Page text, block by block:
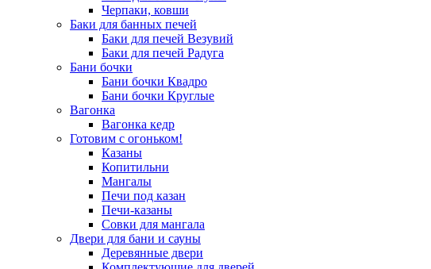
Черпаки, ковши
Баки для банных печей
Баки для печей Везувий
Баки для печей Радуга
Бани бочки
Бани бочки Квадро
Бани бочки Круглые
Вагонка
Вагонка кедр
Готовим с огоньком!
Казаны
Копитильни
Мангалы
Печи под казан
Печи-казаны
Совки для мангала
Двери для бани и сауны
Деревянные двери